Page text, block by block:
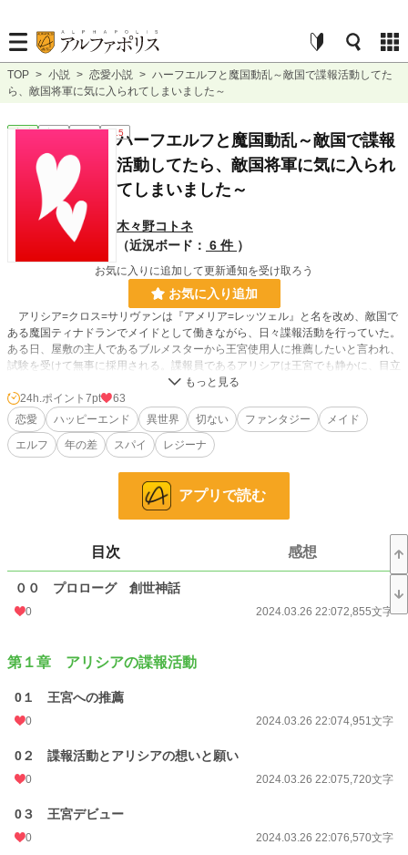
TOP > 小説 > 恋愛小説 > ハーフエルフと魔国動乱～敵国で諜報活動してた
ら、敵国将軍に気に入られてしまいました～
恋愛 完結 長編 R15ハーフエルフと魔国動乱～敵国で諜報
活動してたら、敵国将軍に気に入られ
てしまいました～
木々野コトネ
（近況ボード： 6 件 ）
お気に入りに追加して更新通知を受け取ろう
お気に入り追加
アリシア=クロス=サリヴァンは『アメリア=レッツェル』と名を改め、敵国で
ある魔国ティナドランでメイドとして働きながら、日々諜報活動を行っていた。
ある日、屋敷の主人であるブルメスターから王宮使用人に推薦したいと言われ、
試験を受けて無事に採用される。諜報員であるアリシアは王宮でも静かに、目立
つことなく堅実に過ごしたい。そう願っていたが、何故か魔国ティナドランのハ
ルシュタイン将軍とリーネルト将軍に気に入られてしまう。いやいや！この二
人、２年前に亡くなった父サリヴァン将軍が最も手強いって褒めてた将軍でしょ
う！？しかも魔国でも有名人。その上まだ若くて未婚、彼女無し。予想通り嫉妬
した使用人から嫌がらせが・・・。お願いですハルシュタイン将軍本当に面倒な
嫌なんですけど！仕方ないからちょっとくらいなら協力はしますけど･･･。
そんなハーフエルフのアリシア奮闘記。ちゃんと最後はハッピーエンドです。
えていますが、話の流れは同じです。
初めての方も、一度読んでくださった方もお楽しみいただけると幸いです。
お気に入り 35
24h.ポイント 7 pt
文字数
更新日時 2024.05.09 13:00
24h.ポイント 7pt
63
恋愛
ハッピーエンド 異世界 切ない ファンタジー
メイド
エルフ
年の差 スパイ レジーナ
アプリで読む
目次 感想
００ プロローグ 創世神話
0 2024.03.26 22:072,855文字
第１章 アリシアの諜報活動
0１ 王宮への推薦
0 2024.03.26 22:074,951文字
0２ 諜報活動とアリシアの想いと願い
0 2024.03.26 22:075,720文字
0３ 王宮デビュー
0 2024.03.26 22:076,570文字